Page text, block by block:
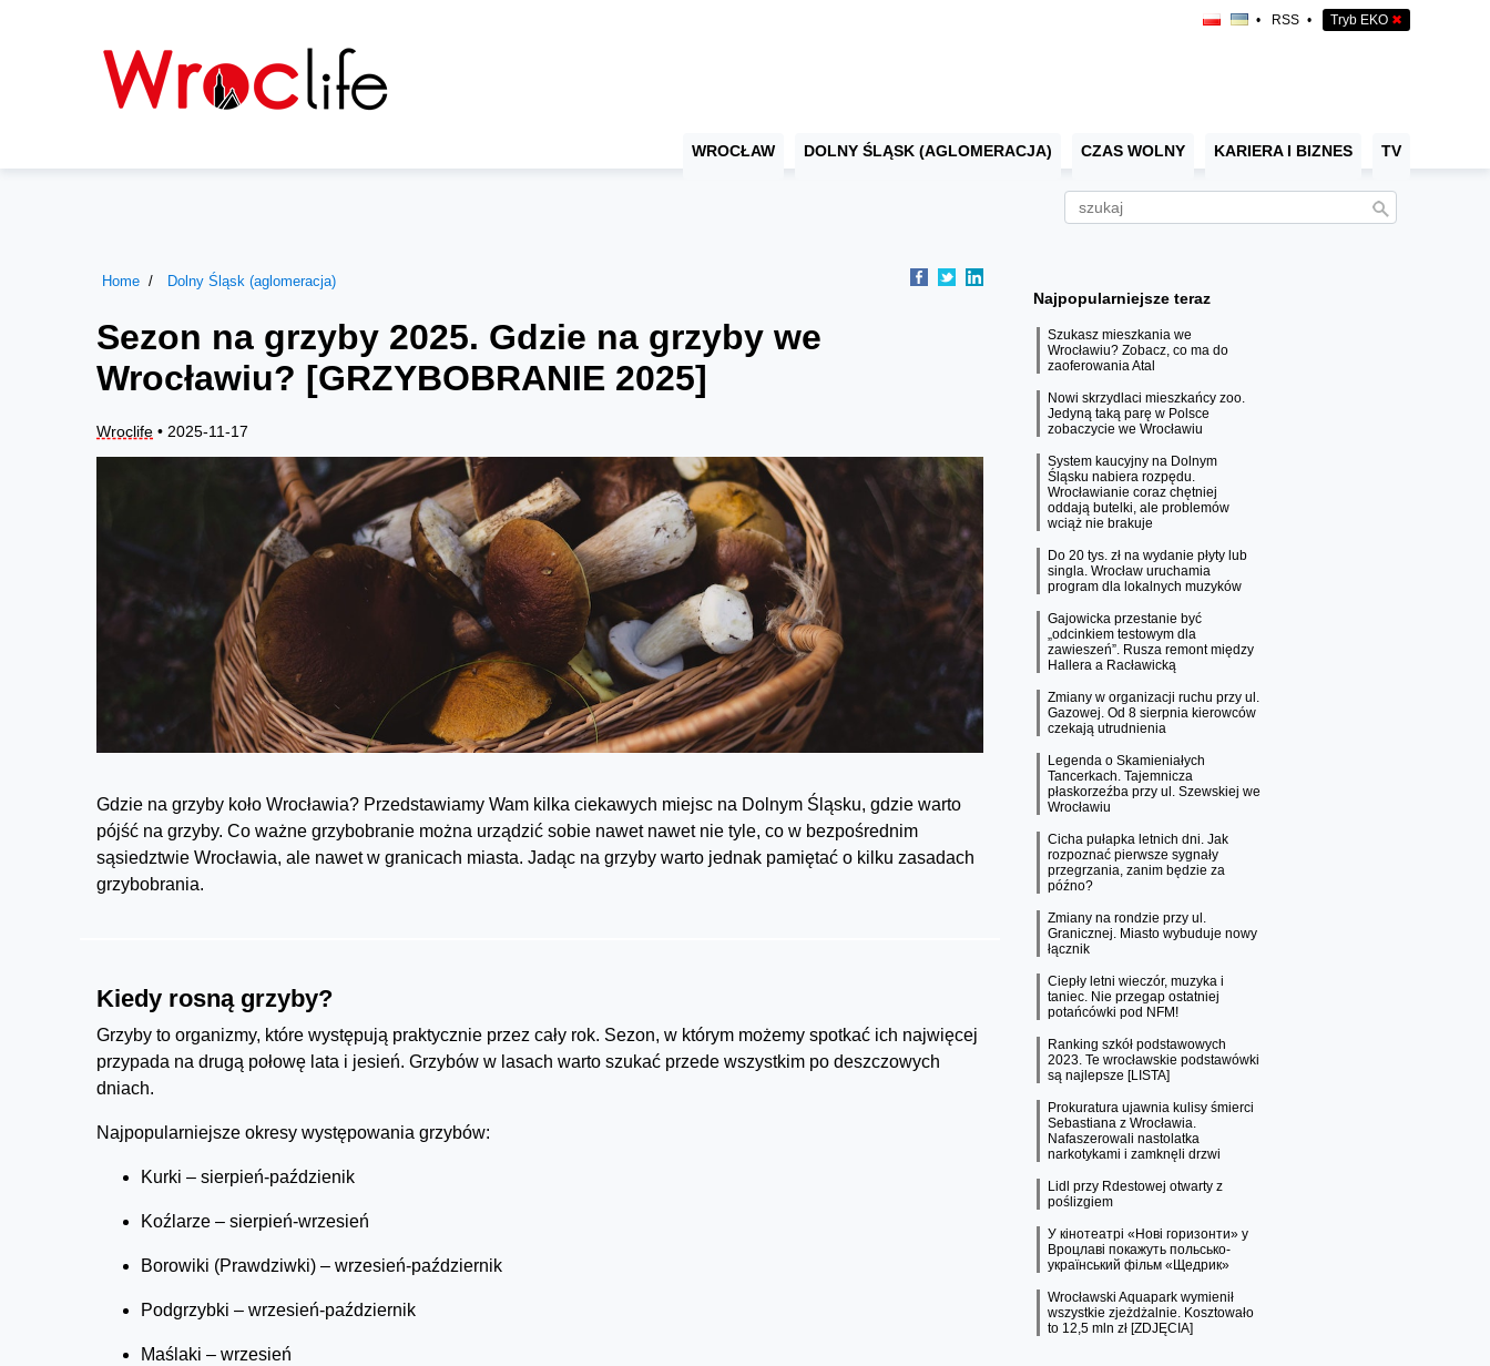
• RSS • Tryb EKO ✖
WROCŁAW DOLNY ŚLĄSK (AGLOMERACJA) CZAS WOLNY KARIERA I BIZNES TV
Home Dolny Śląsk (aglomeracja)
Sezon na grzyby 2025. Gdzie na grzyby we
Wrocławiu? [GRZYBOBRANIE 2025]
Wroclife • 2025-11-17
Gdzie na grzyby koło Wrocławia? Przedstawiamy Wam kilka ciekawych miejsc na Dolnym Śląsku, gdzie warto
pójść na grzyby. Co ważne grzybobranie można urządzić sobie nawet nawet nie tyle, co w bezpośrednim
sąsiedztwie Wrocławia, ale nawet w granicach miasta. Jadąc na grzyby warto jednak pamiętać o kilku zasadach
grzybobrania.
Kiedy rosną grzyby?
Grzyby to organizmy, które występują praktycznie przez cały rok. Sezon, w którym możemy spotkać ich najwięcej
przypada na drugą połowę lata i jesień. Grzybów w lasach warto szukać przede wszystkim po deszczowych
dniach.
Najpopularniejsze okresy występowania grzybów:
Kurki – sierpień-paździenik
Koźlarze – sierpień-wrzesień
Borowiki (Prawdziwki) – wrzesień-październik
Podgrzybki – wrzesień-październik
Maślaki – wrzesień
Najpopularniejsze teraz
Szukasz mieszkania we
Wrocławiu? Zobacz, co ma do
zaoferowania Atal
Nowi skrzydlaci mieszkańcy zoo.
Jedyną taką parę w Polsce
zobaczycie we Wrocławiu
System kaucyjny na Dolnym
Śląsku nabiera rozpędu.
Wrocławianie coraz chętniej
oddają butelki, ale problemów
wciąż nie brakuje
Do 20 tys. zł na wydanie płyty lub
singla. Wrocław uruchamia
program dla lokalnych muzyków
Gajowicka przestanie być
„odcinkiem testowym dla
zawieszeń”. Rusza remont między
Hallera a Racławicką
Zmiany w organizacji ruchu przy ul.
Gazowej. Od 8 sierpnia kierowców
czekają utrudnienia
Legenda o Skamieniałych
Tancerkach. Tajemnicza
płaskorzeźba przy ul. Szewskiej we
Wrocławiu
Cicha pułapka letnich dni. Jak
rozpoznać pierwsze sygnały
przegrzania, zanim będzie za
późno?
Zmiany na rondzie przy ul.
Granicznej. Miasto wybuduje nowy
łącznik
Ciepły letni wieczór, muzyka i
taniec. Nie przegap ostatniej
potańcówki pod NFM!
Ranking szkół podstawowych
2023. Te wrocławskie podstawówki
są najlepsze [LISTA]
Prokuratura ujawnia kulisy śmierci
Sebastiana z Wrocławia.
Nafaszerowali nastolatka
narkotykami i zamknęli drzwi
Lidl przy Rdestowej otwarty z
poślizgiem
У кінотеатрі «Нові горизонти» у
Вроцлаві покажуть польсько-
український фільм «Щедрик»
Wrocławski Aquapark wymienił
wszystkie zjeżdżalnie. Kosztowało
to 12,5 mln zł [ZDJĘCIA]